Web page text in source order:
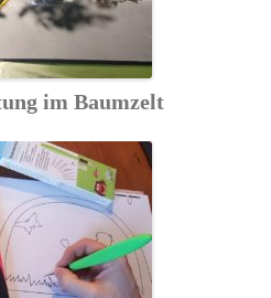
im Baumzelt